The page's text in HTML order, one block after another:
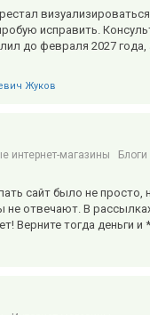
исправить.
до февраля 2027
Жуков
интернет-магазины Блоги
сайт было не
не отвечают. В
Верните тогда деньги